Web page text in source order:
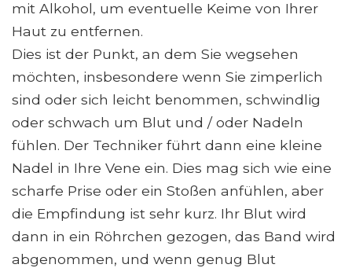
mit Alkohol, um eventuelle Keime von Ihrer
Haut zu entfernen.
Dies ist der Punkt, an dem Sie wegsehen
möchten, insbesondere wenn Sie zimperlich
sind oder sich leicht benommen, schwindlig
oder schwach um Blut und / oder Nadeln
fühlen. Der Techniker führt dann eine kleine
Nadel in Ihre Vene ein. Dies mag sich wie eine
scharfe Prise oder ein Stoßen anfühlen, aber
die Empfindung ist sehr kurz. Ihr Blut wird
dann in ein Röhrchen gezogen, das Band wird
abgenommen, und wenn genug Blut